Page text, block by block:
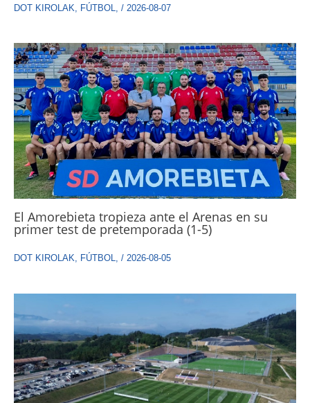
DOT KIROLAK, FÚTBOL, / 2026-08-07
El Amorebieta tropieza ante el Arenas en su
primer test de pretemporada (1-5)
DOT KIROLAK, FÚTBOL, / 2026-08-05